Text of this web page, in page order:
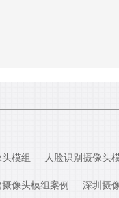
模组 人脸识别摄像头
像头模组案例 深圳摄